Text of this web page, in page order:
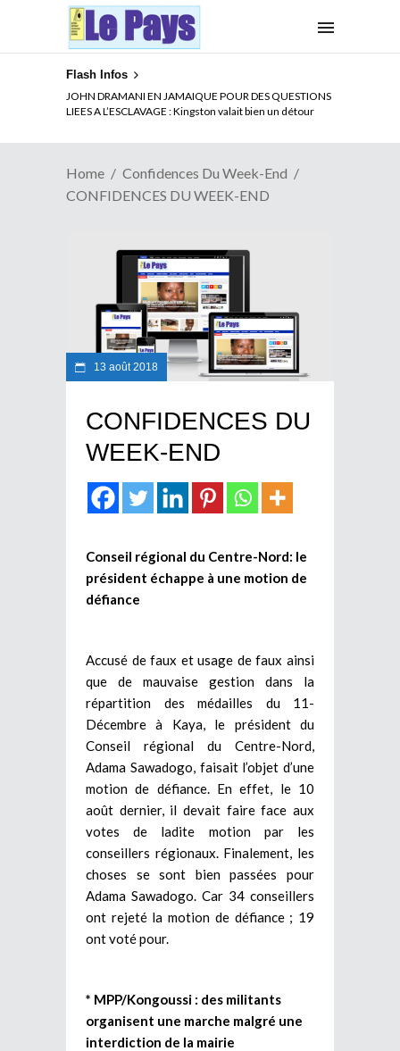
Flash Infos
JOHN DRAMANI EN JAMAIQUE POUR DES QUESTIONS
LIEES A L’ESCLAVAGE : Kingston valait bien un détour
ELECTION DE TALON A LA TETE DU SENAT BENINOIS :
Quand Patrice quitte le pouvoir sans partir !
Home
Confidences Du Week-End
CONFIDENCES DU WEEK-END
13 août 2018
CONFIDENCES DU
WEEK-END
Conseil régional du Centre-Nord: le
président échappe à une motion de
défiance
Accusé de faux et usage de faux ainsi
que de mauvaise gestion dans la
répartition des médailles du 11-
Décembre à Kaya, le président du
Conseil régional du Centre-Nord,
Adama Sawadogo, faisait l’objet d’une
motion de défiance. En effet, le 10
août dernier, il devait faire face aux
votes de ladite motion par les
conseillers régionaux. Finalement, les
choses se sont bien passées pour
Adama Sawadogo. Car 34 conseillers
ont rejeté la motion de défiance ; 19
ont voté pour.
* MPP/Kongoussi : des militants
organisent une marche malgré une
interdiction de la mairie